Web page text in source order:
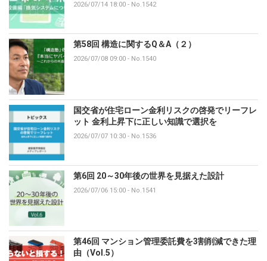
2026/07/14 18:00 - No.1542
第58回 構造に関するQ＆A（２）
2026/07/08 09:00 - No.1540
国交省が住宅ローン金利リスクの啓発でリーフレ
ット 金利上昇下に正しい知識で選択を
2026/07/07 10:30 - No.1536
第6回 20～30年後の世界を見据えた設計
2026/07/06 15:00 - No.1541
第46回 マンション管理委託費を3割削減できた理
由（Vol.5）